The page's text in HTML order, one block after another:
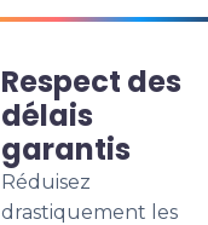
Respect des
délais
garantis
Réduisez
drastiquement les